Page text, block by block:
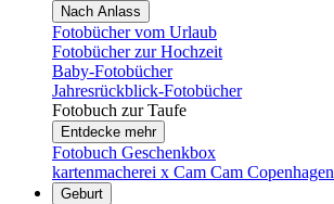
Nach Anlass
Fotobücher vom Urlaub
Fotobücher zur Hochzeit
Baby-Fotobücher
Jahresrückblick-Fotobücher
Fotobuch zur Taufe
Entdecke mehr
Fotobuch Geschenkbox
kartenmacherei x Cam Cam Copenhagen
Geburt